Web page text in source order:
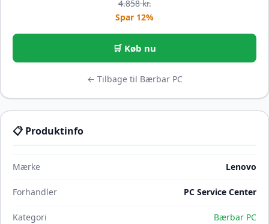
4.858 kr.
Spar 12%
🛒 Køb nu
← Tilbage til Bærbar PC
📋 Produktinfo
Mærke Lenovo
Forhandler PC Service Center
Kategori Bærbar PC